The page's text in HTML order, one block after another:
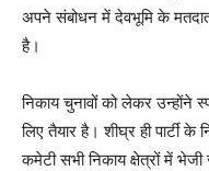
अपने संबोधन में देवभूमि के
है।
निकाय चुनावों को लेकर उन्होंने
लिए तैयार है। शीघ्र ही पार्टी
कमेटी सभी निकाय क्षेत्रों में भेजी